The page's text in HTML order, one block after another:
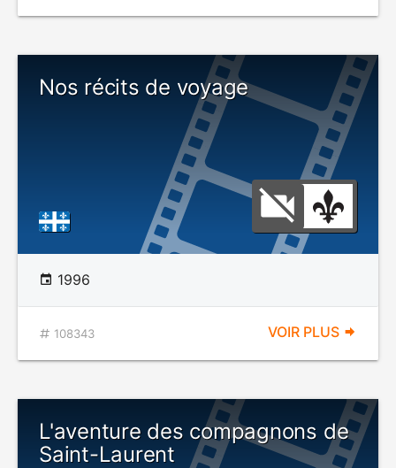
Nos récits de voyage
1996
108343 VOIR PLUS
L'aventure des compagnons de
Saint-Laurent